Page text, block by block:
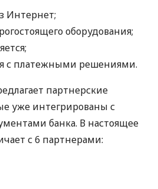
Интернет;
оборудования;
с платежными решениями.
партнерские
уже интегрированы с
банка. В настоящее
с 6 партнерами: